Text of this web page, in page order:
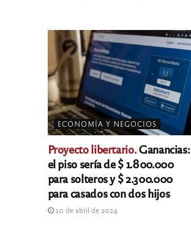
ECONOMÍA Y NEGOCIOS
Proyecto libertario.Ganancias:
el piso sería de $ 1.800.000
para solteros y $ 2.300.000
para casados con dos hijos
10 de abril de 2024